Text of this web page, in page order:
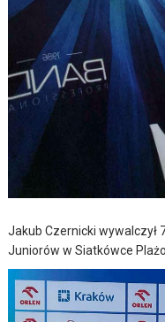
Jakub Czernicki wywalczył
Juniorów w Siatkówce